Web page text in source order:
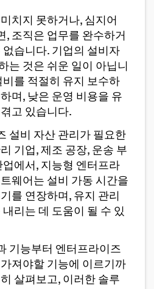
치지 못하거나, 심지어
, 조직은 업무를 완수하거
없습니다. 기업의 설비자
는 것은 쉬운 일이 아닙니
를 적절히 유지 보수하
며, 낮은 운영 비용을 유
고 있습니다.
설비 자산 관리가 필요한
기업, 제조 공장, 운송 부
에서, 지능형 엔터프라
웨어는 설비 가동 시간을
를 연장하며, 유지 관리
리는 데 도움이 될 수 있
기능부터 엔터프라이즈
져야할 기능에 이르기까
살펴보고, 이러한 솔루